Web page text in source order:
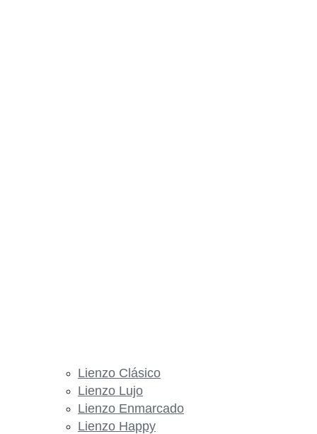
Lienzo Clásico
Lienzo Lujo
Lienzo Enmarcado
Lienzo Happy